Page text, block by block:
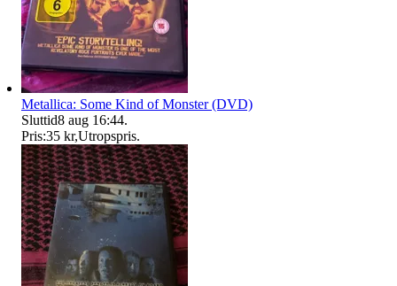
Metallica: Some Kind of Monster (DVD)
Sluttid8 aug 16:44.
Pris:35 kr,Utropspris.